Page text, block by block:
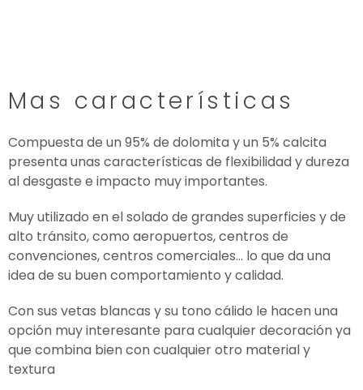
Mas características
Compuesta de un 95% de dolomita y un 5% calcita
presenta unas características de flexibilidad y dureza
al desgaste e impacto muy importantes.
Muy utilizado en el solado de grandes superficies y de
alto tránsito, como aeropuertos, centros de
convenciones, centros comerciales… lo que da una
idea de su buen comportamiento y calidad.
Con sus vetas blancas y su tono cálido le hacen una
opción muy interesante para cualquier decoración ya
que combina bien con cualquier otro material y
textura